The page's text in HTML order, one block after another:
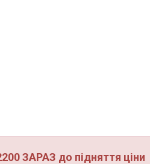
ЗАРАЗ до підняття ціни